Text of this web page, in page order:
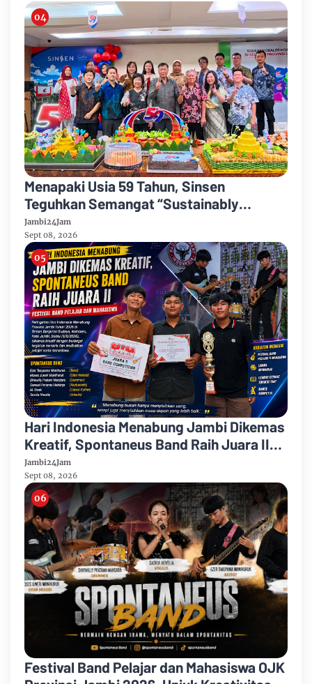
Menapaki Usia 59 Tahun, Sinsen
Teguhkan Semangat “Sustainably
Growing”
Jambi24Jam
Sept 08, 2026
Hari Indonesia Menabung Jambi Dikemas
Kreatif, Spontaneus Band Raih Juara II
Festival Band Pelajar dan Mahasiswa
Jambi24Jam
Sept 08, 2026
Festival Band Pelajar dan Mahasiswa OJK